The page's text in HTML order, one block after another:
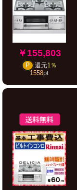
￥155,803
P 還元1％
1558pt